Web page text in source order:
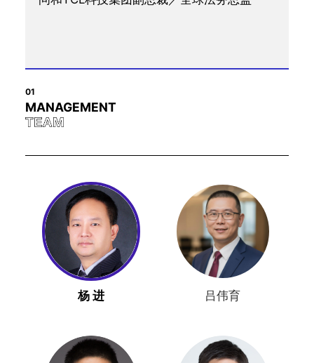
01
MANAGEMENT
杨 进 吕伟育